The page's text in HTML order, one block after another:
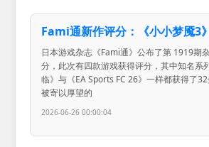
Fami通新作评分：《小小梦魇3
日本游戏杂志《Fami通》公布了第 1919期
分，此次有四款游戏获得评分，其中知名系
临》与《EA Sports FC 26》一样都获得了
被寄以厚望的
2026-06-26 00:00:04